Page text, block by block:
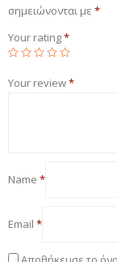
σημειώνονται με *
Your rating*
Your review*
Name *
Email *